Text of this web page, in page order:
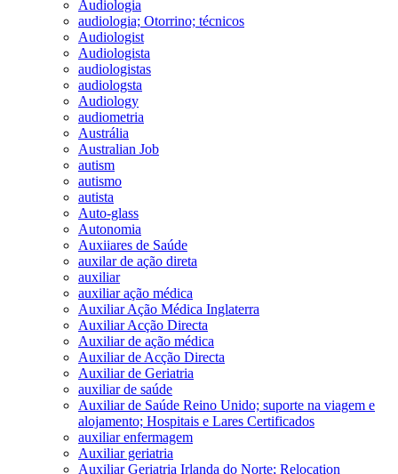
Audiologia
audiologia; Otorrino; técnicos
Audiologist
Audiologista
audiologistas
audiologsta
Audiology
audiometria
Austrália
Australian Job
autism
autismo
autista
Auto-glass
Autonomia
Auxiiares de Saúde
auxilar de ação direta
auxiliar
auxiliar ação médica
Auxiliar Ação Médica Inglaterra
Auxiliar Acção Directa
Auxiliar de ação médica
Auxiliar de Acção Directa
Auxiliar de Geriatria
auxiliar de saúde
Auxiliar de Saúde Reino Unido; suporte na viagem e
alojamento; Hospitais e Lares Certificados
auxiliar enfermagem
Auxiliar geriatria
Auxiliar Geriatria Irlanda do Norte; Relocation